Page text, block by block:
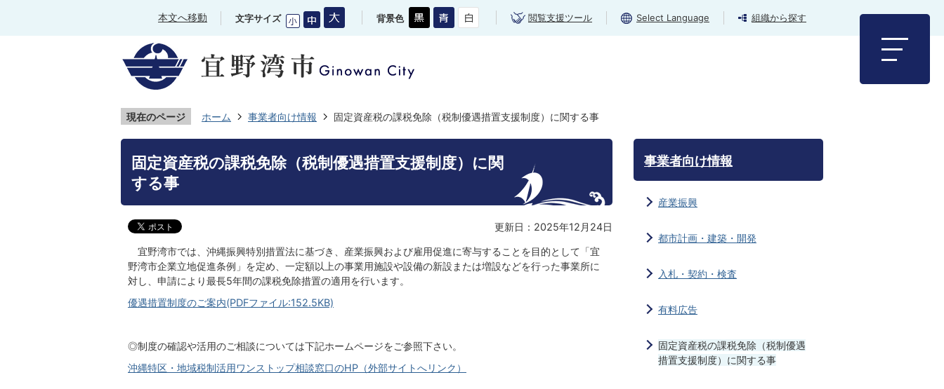
本文へ移動 文字サイズ 背景色 閲覧支援ツール Select Language 組織から探す
現在のページ ホーム 事業者向け情報 固定資産税の課税免除（税制優遇措置支援制度）に関する事
固定資産税の課税免除（税制優遇措置支援制度）に関
する事
更新日：2025年12月24日
宜野湾市では、沖縄振興特別措置法に基づき、産業振興および雇用促進に寄与することを目的として「宜
野湾市企業立地促進条例」を定め、一定額以上の事業用施設や設備の新設または増設などを行った事業所に
対し、申請により最長5年間の課税免除措置の適用を行います。
優遇措置制度のご案内(PDFファイル:152.5KB)
◎制度の確認や活用のご相談については下記ホームページをご参照下さい。
沖縄特区・地域税制活用ワンストップ相談窓口のHP（外部サイトへリンク）
事業者向け情報
産業振興
都市計画・建築・開発
入札・契約・検査
有料広告
固定資産税の課税免除（税制優遇
措置支援制度）に関する事